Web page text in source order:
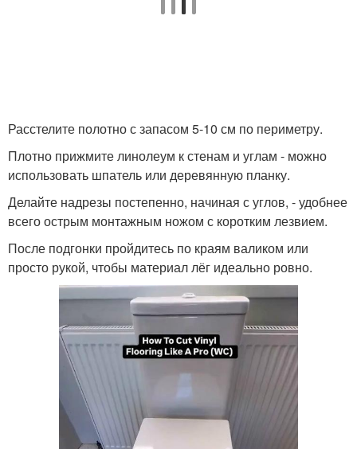
Расстелите полотно с запасом 5-10 см по периметру.
Плотно прижмите линолеум к стенам и углам - можно
использовать шпатель или деревянную планку.
Делайте надрезы постепенно, начиная с углов, - удобнее
всего острым монтажным ножом с коротким лезвием.
После подгонки пройдитесь по краям валиком или
просто рукой, чтобы материал лёг идеально ровно.